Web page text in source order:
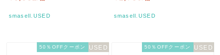
smasell.USED smasell.USED
50％OFFクーポン 50％OFFクーポン